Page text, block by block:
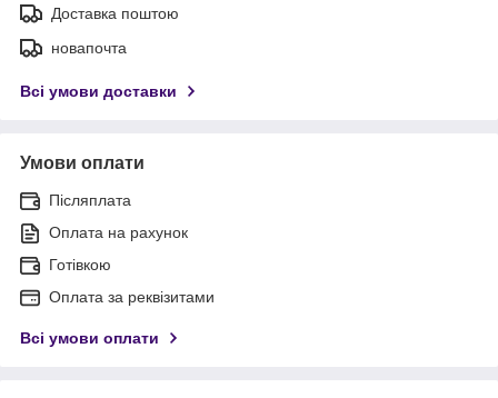
Доставка поштою
новапочта
Всі умови доставки
Умови оплати
Післяплата
Оплата на рахунок
Готівкою
Оплата за реквізитами
Всі умови оплати